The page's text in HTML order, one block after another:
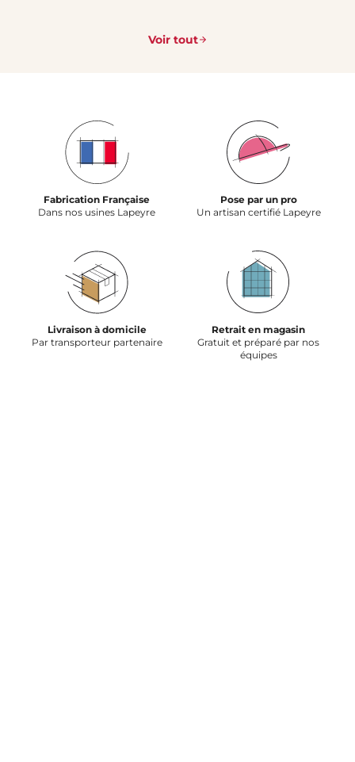
Voir tout
Fabrication Française
Dans nos usines Lapeyre
Pose par un pro
Un artisan certifié Lapeyre
Livraison à domicile
Par transporteur partenaire
Retrait en magasin
Gratuit et préparé par nos
équipes